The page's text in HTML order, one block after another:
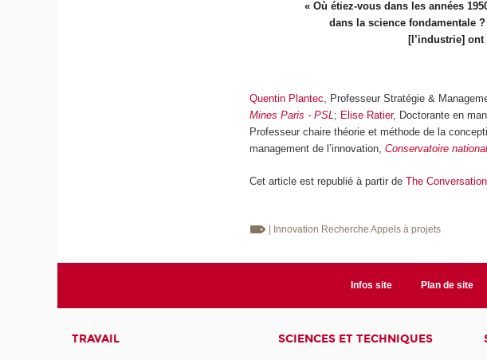
« Où étiez-vous dans les années
dans la science fondamentale
[l’industrie] ont
Quentin Plantec, Professeur Stratégie &
Mines Paris - PSL; Elise Ratier, Doctorante en
Professeur chaire théorie et méthode de la
management de l’innovation,Conservatoire
Cet article est republié à partir deThe Conversation
| Innovation Recherche Appels à projets
Infos site Plan de site
TRAVAIL SCIENCES ET TECHNIQUES